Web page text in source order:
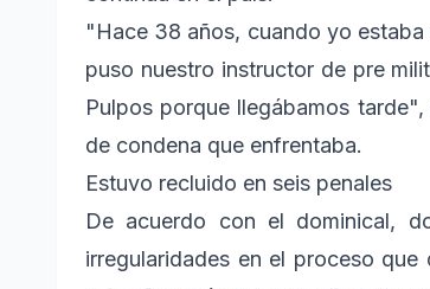
"Hace 38 años, cuando yo
puso nuestro instructor de pre
Pulpos porque llegábamos
de condena que enfrentaba.
Estuvo recluido en seis penales
De acuerdo con el dominical,
irregularidades en el proceso